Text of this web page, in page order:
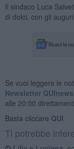
Il sindaco Luca
di dolci, con gli
Se vuoi leggere le
Newsletter
alle 20:00
Basta cliccare QUI
Ti potrebbe